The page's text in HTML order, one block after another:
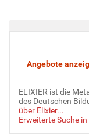
ELIXIER ist die
des Deutschen
über Elixier...
Erweiterte Suche